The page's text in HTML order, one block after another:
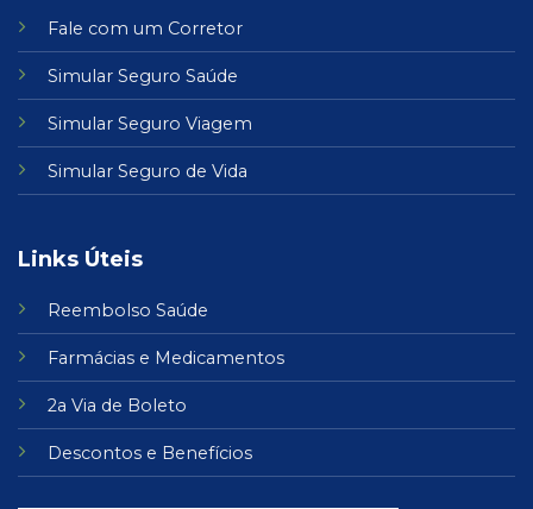
Fale com um Corretor
Simular Seguro Saúde
Simular Seguro Viagem
Simular Seguro de Vida
Links Úteis
Reembolso Saúde
Farmáciase Medicamentos
2a Via de Boleto
Descontos e Benefícios